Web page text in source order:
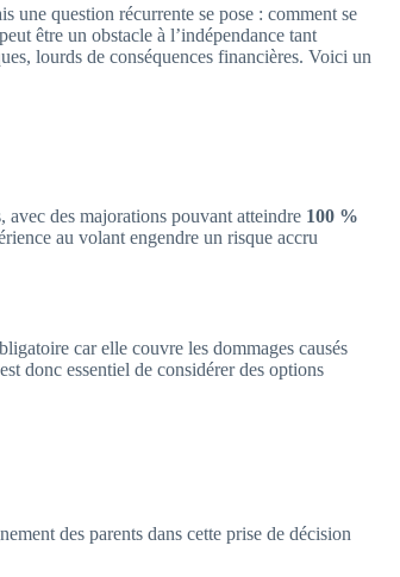
une question récurrente se pose : comment se
être un obstacle à l’indépendance tant
lourds de conséquences financières. Voici un
avec des majorations pouvant atteindre 100 %
au volant engendre un risque accru
car elle couvre les dommages causés
donc essentiel de considérer des options
des parents dans cette prise de décision